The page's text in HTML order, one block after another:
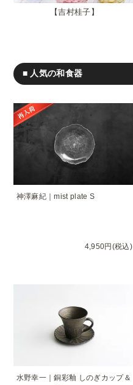
吉村桂子
■ 人気の和食器
神澤麻紀｜mist plate S
4,950円(税込)
水野幸一｜銅彩釉 しのぎカップ＆